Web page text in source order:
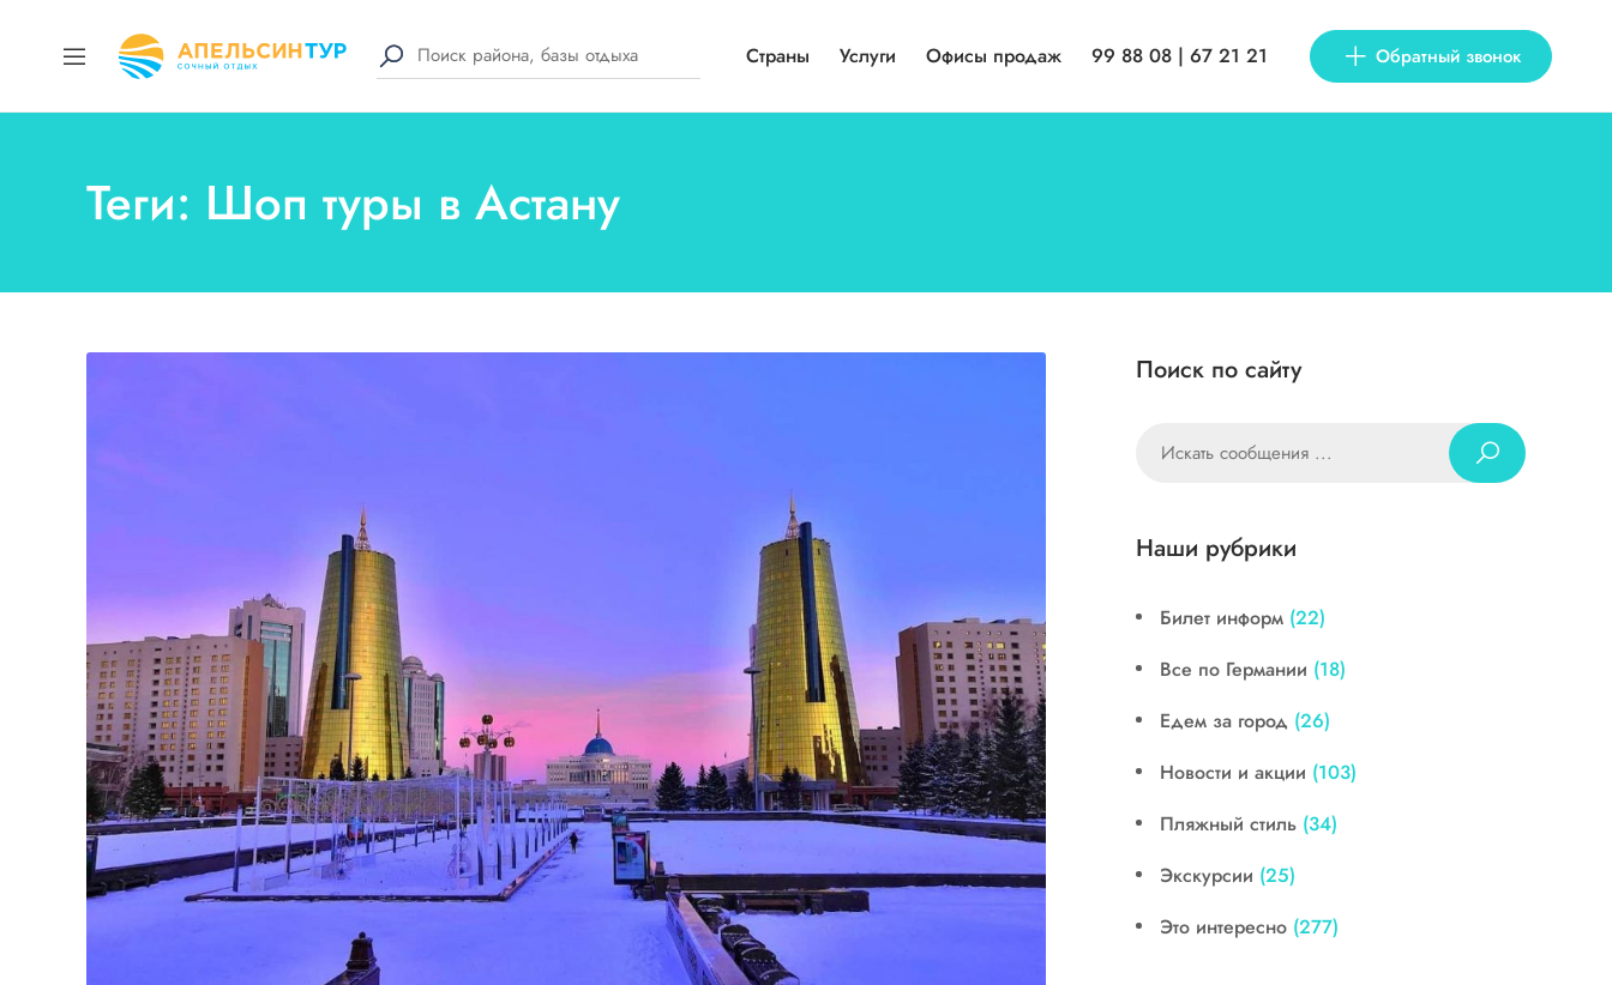
Страны Услуги Офисы продаж 99 88 08 | 67 21 21 Обратный звонок
Теги: Шоп туры в Астану
Поиск по сайту
Наши рубрики
Билет информ (22)
Все по Германии (18)
Едем за город (26)
Новости и акции (103)
Пляжный стиль (34)
Экскурсии (25)
Это интересно (277)